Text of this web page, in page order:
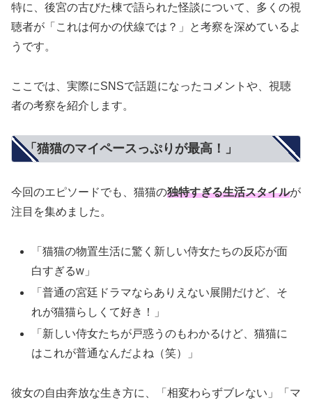
特に、後宮の古びた棟で語られた怪談について、多くの視
聴者が「これは何かの伏線では？」と考察を深めているよ
うです。
ここでは、実際にSNSで話題になったコメントや、視聴
者の考察を紹介します。
「猫猫のマイペースっぷりが最高！」
今回のエピソードでも、猫猫の独特すぎる生活スタイルが
注目を集めました。
「猫猫の物置生活に驚く新しい侍女たちの反応が面
白すぎるw」
「普通の宮廷ドラマならありえない展開だけど、そ
れが猫猫らしくて好き！」
「新しい侍女たちが戸惑うのもわかるけど、猫猫に
はこれが普通なんだよね（笑）」
彼女の自由奔放な生き方に、「相変わらずブレない」「マ